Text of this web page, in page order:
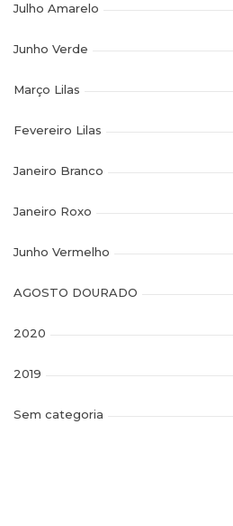
Julho Amarelo
Junho Verde
Março Lilas
Fevereiro Lilas
Janeiro Branco
Janeiro Roxo
Junho Vermelho
AGOSTO DOURADO
2020
2019
Sem categoria